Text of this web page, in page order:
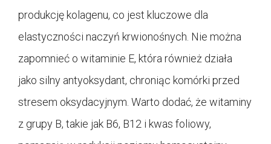
produkcję kolagenu, co jest kluczowe dla
elastyczności naczyń krwionośnych. Nie można
zapomnieć o witaminie E, która również działa
jako silny antyoksydant, chroniąc komórki przed
stresem oksydacyjnym. Warto dodać, że witaminy
z grupy B, takie jak B6, B12 i kwas foliowy,